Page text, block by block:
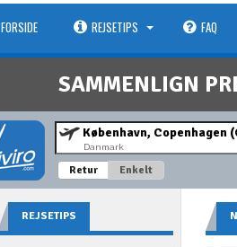
FORSIDE REJSETIPS FAQ
SAMMENLIGN
Danmark
Retur Enkelt
REJSETIPS